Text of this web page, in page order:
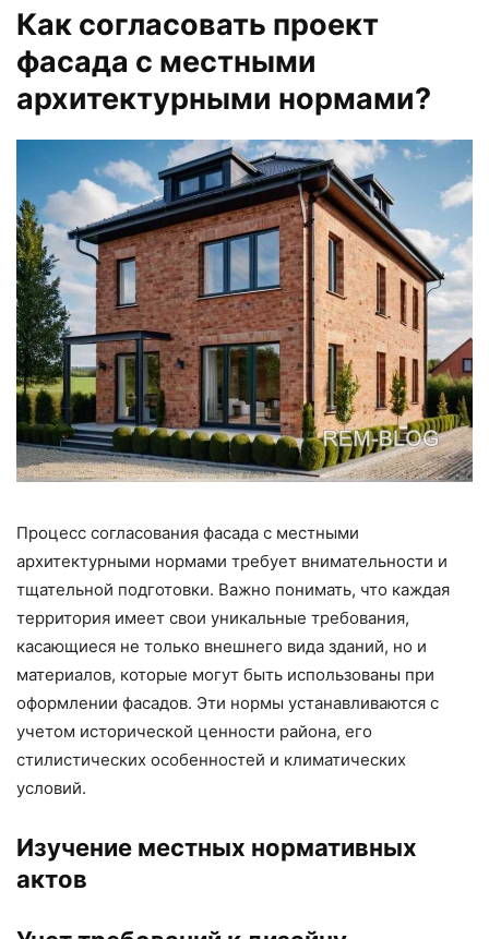
Как согласовать проект
фасада с местными
архитектурными нормами?
Процесс согласования фасада с местными
архитектурными нормами требует внимательности и
тщательной подготовки. Важно понимать, что каждая
территория имеет свои уникальные требования,
касающиеся не только внешнего вида зданий, но и
материалов, которые могут быть использованы при
оформлении фасадов. Эти нормы устанавливаются с
учетом исторической ценности района, его
стилистических особенностей и климатических
условий.
Изучение местных нормативных
актов